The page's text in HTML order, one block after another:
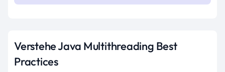
Verstehe Java Multithreading Best
Practices